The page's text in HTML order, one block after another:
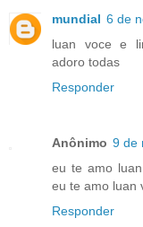
mundial 6 de
luan voce e
adoro todas
Responder
Anônimo 9 de
eu te amo
eu te amo luan
Responder